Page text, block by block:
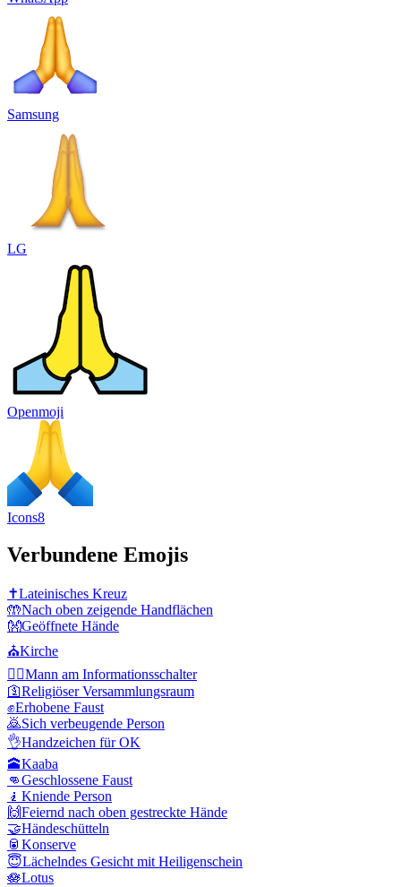
Samsung
LG
Openmoji
Icons8
Verbundene Emojis
✝️Lateinisches Kreuz
🤲Nach oben zeigende Handflächen
👐Geöffnete Hände
⛪Kirche
💁‍♂️Mann am Informationsschalter
🛐Religiöser Versammlungsraum
✊Erhobene Faust
🙇Sich verbeugende Person
👌Handzeichen für OK
🕋Kaaba
👊Geschlossene Faust
🧎 Kniende Person
🙌Feiernd nach oben gestreckte Hände
🤝Händeschütteln
🥫 Konserve
😇Lächelndes Gesicht mit Heiligenschein
🪷Lotus